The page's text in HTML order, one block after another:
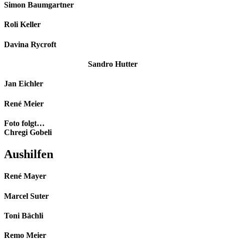
Simon Baumgartner
Roli Keller
Davina Rycroft
Sandro Hutter
Jan Eichler
René Meier
Foto folgt…
Chregi Gobeli
Aushilfen
René Mayer
Marcel Suter
Toni Bächli
Remo Meier